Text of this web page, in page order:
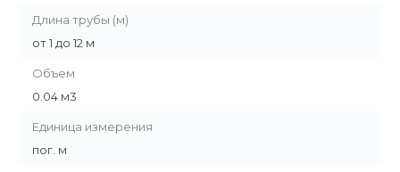
Длина трубы (м)
от 1 до 12 м
Объем
0.04 м3
Единица измерения
пог. м